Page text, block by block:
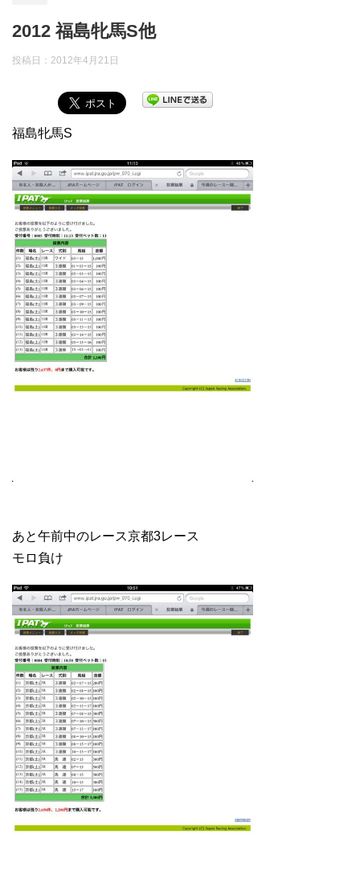
2012 福島牝馬S他
投稿日： 2012年4月21日
福島牝馬S
あと午前中のレース京都3レース
モロ負け